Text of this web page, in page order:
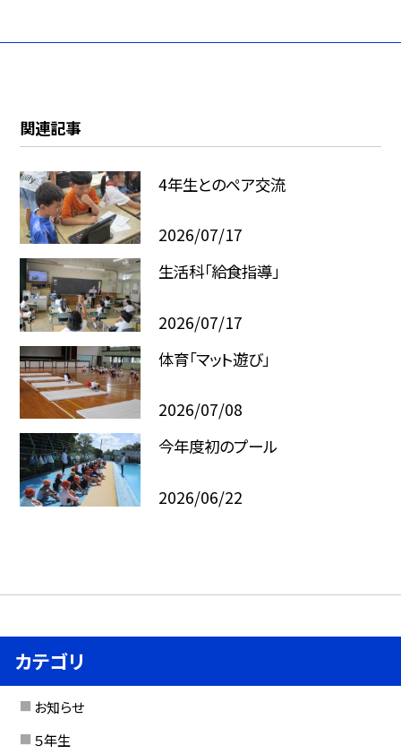
関連記事
4年生とのペア交流
2026/07/17
生活科「給食指導」
2026/07/17
体育「マット遊び」
2026/07/08
今年度初のプール
2026/06/22
カテゴリ
お知らせ
５年生